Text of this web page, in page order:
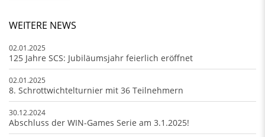
WEITERE NEWS
02.01.2025
125 Jahre SCS: Jubiläumsjahr feierlich eröffnet
02.01.2025
8. Schrottwichtelturnier mit 36 Teilnehmern
30.12.2024
Abschluss der WIN-Games Serie am 3.1.2025!